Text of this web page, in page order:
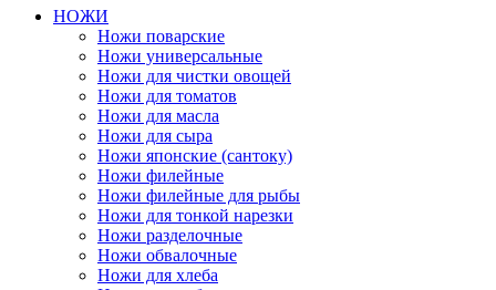
НОЖИ
Ножи поварские
Ножи универсальные
Ножи для чистки овощей
Ножи для томатов
Ножи для масла
Ножи для сыра
Ножи японские (сантоку)
Ножи филейные
Ножи филейные для рыбы
Ножи для тонкой нарезки
Ножи разделочные
Ножи обвалочные
Ножи для хлеба